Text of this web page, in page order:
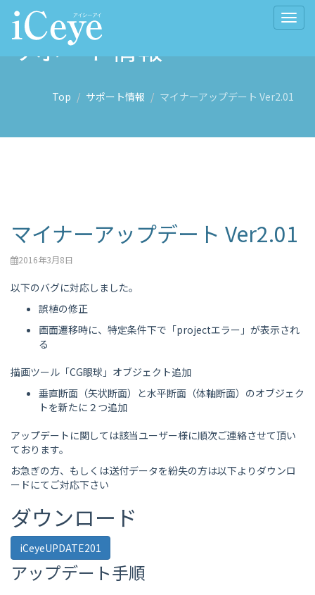
サポート情報
Top サポート情報 マイナーアップデート Ver2.01
マイナーアップデート Ver2.01
2016年3月8日
以下のバグに対応しました。
誤植の修正
画面遷移時に、特定条件下で「projectエラー」が表示され
る
描画ツール「CG眼球」オブジェクト追加
垂直断面（矢状断面）と水平断面（体軸断面）のオブジェク
トを新たに２つ追加
アップデートに関しては該当ユーザー様に順次ご連絡させて頂い
ております。
お急ぎの方、もしくは送付データを紛失の方は以下よりダウンロ
ードにてご対応下さい
ダウンロード
iCeyeUPDATE201
アップデート手順